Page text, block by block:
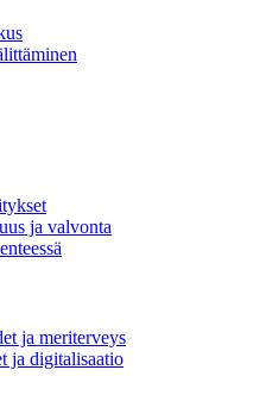
ja valvonta
ja meriterveys
ja digitalisaatio